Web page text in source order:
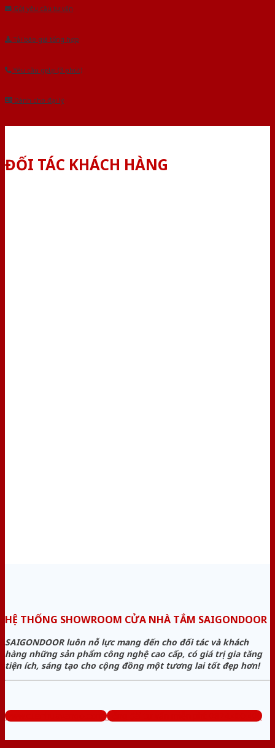
Gửi yêu cầu tư vấn
Tải báo giá tổng hợp
Yêu cầu gọi lại (3 phút)
Dành cho đại lý
ĐỐI TÁC KHÁCH HÀNG
HỆ THỐNG SHOWROOM CỬA NHÀ TẮM SAIGONDOOR
SAIGONDOOR luôn nỗ lực mang đến cho đối tác và khách
hàng những sản phẩm công nghệ cao cấp, có giá trị gia tăng
tiện ích, sáng tạo cho cộng đồng một tương lai tốt đẹp hơn!
www.cuanhuavango.com Tổng đài tư vấn miễn phí: 0824.400.400